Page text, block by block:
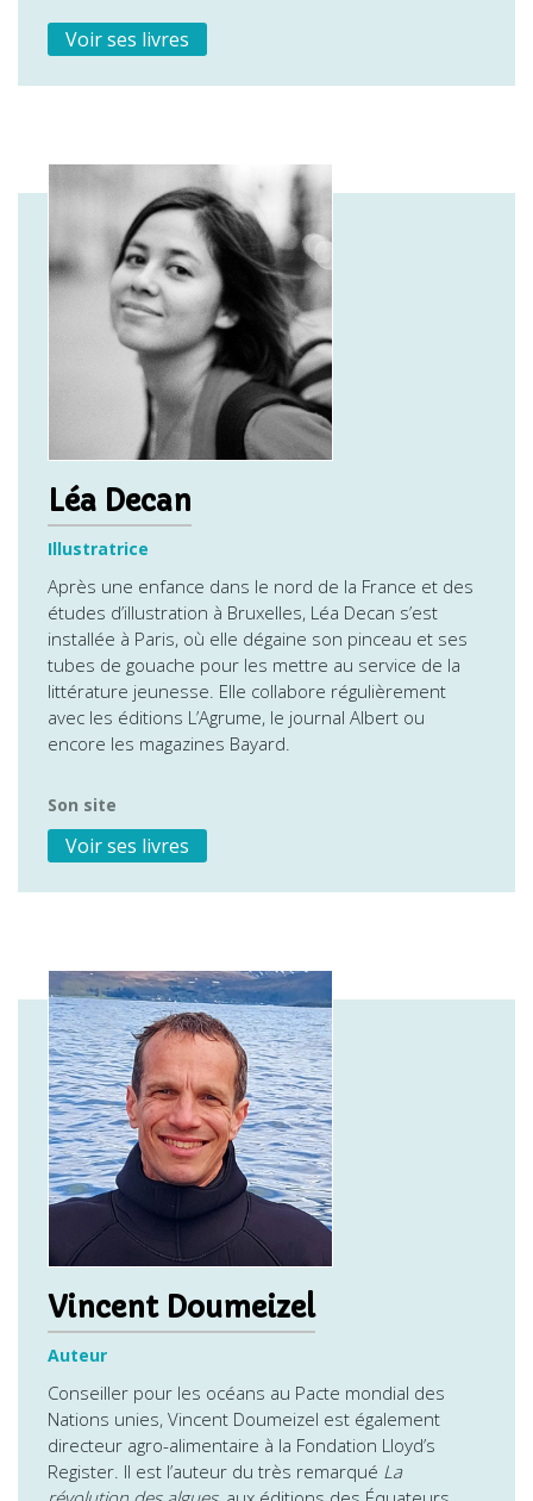
Voir ses livres
Léa Decan
Illustratrice
Après une enfance dans le nord de la France et des
études d’illustration à Bruxelles, Léa Decan s’est
installée à Paris, où elle dégaine son pinceau et ses
tubes de gouache pour les mettre au service de la
littérature jeunesse. Elle collabore régulièrement
avec les éditions L’Agrume, le journal Albert ou
encore les magazines Bayard.
Son site
Voir ses livres
Vincent Doumeizel
Auteur
Conseiller pour les océans au Pacte mondial des
Nations unies, Vincent Doumeizel est également
directeur agro-alimentaire à la Fondation Lloyd’s
Register. Il est l’auteur du très remarqué La